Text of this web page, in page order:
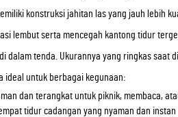
konstruksi jahitan las yang jauh lebih
lembut serta mencegah kantong tidur
dalam tenda. Ukurannya yang ringkas
ideal untuk berbagai kegunaan:
dan terangkat untuk piknik, membaca,
tidur cadangan yang nyaman dan instan